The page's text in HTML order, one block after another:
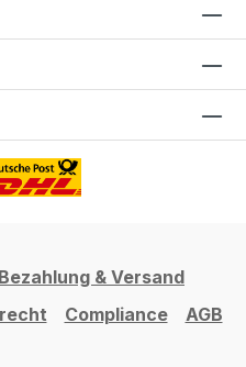
Bezahlung & Versand
Compliance AGB